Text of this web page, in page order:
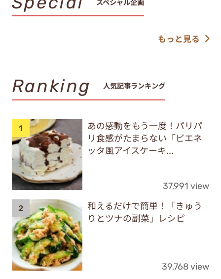
もっと見る
Ranking 人気記事ランキング
あの感動をもう一度！パリパ
リ食感がたまらない「ビエネ
ッタ風アイスケーキ...
37,991 view
和えるだけで簡単！「きゅう
りとツナの副菜」レシピ
39,768 view